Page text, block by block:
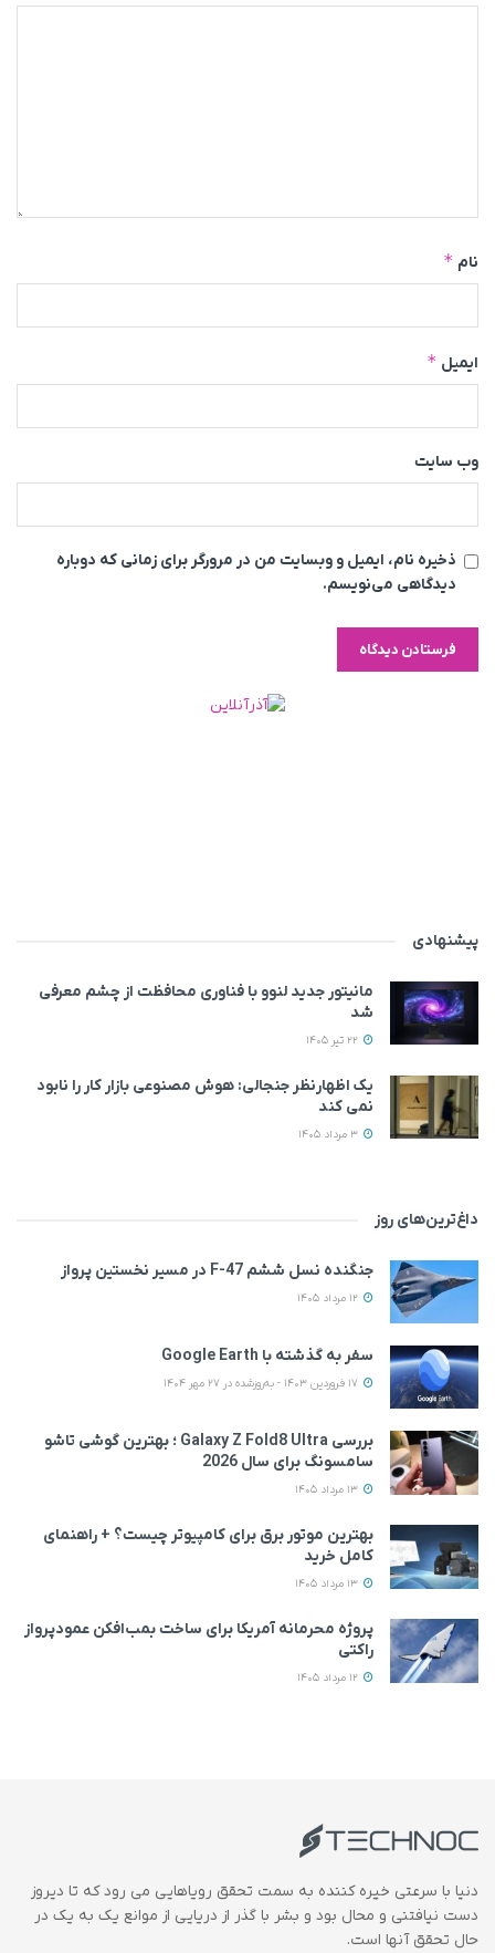
نام *
ایمیل *
وب‌ سایت
ذخیره نام، ایمیل و وبسایت من در مرورگر برای زمانی که دوباره
دیدگاهی می‌نویسم.
پیشنهادی
مانیتور جدید لنوو با فناوری محافظت از چشم معرفی
شد
یک اظهارنظر جنجالی: هوش مصنوعی بازار کار را نابود
نمی‌ کند
داغ‌ترین‌های روز
جنگنده نسل ششم F-47 در مسیر نخستین پرواز
سفر به گذشته با Google Earth
بررسی Galaxy Z Fold8 Ultra ؛ بهترین گوشی تاشو
سامسونگ برای سال 2026
بهترین موتور برق برای کامپیوتر چیست؟ + راهنمای
کامل خرید
پروژه محرمانه آمریکا برای ساخت بمب‌افکن عمودپرواز
راکتی
دنیا با سرعتی خیره کننده به سمت تحقق رویاهایی می رود که تا دیروز
دست نیافتنی و محال بود و بشر با گذر از دریایی از موانع یک به یک در
حال تحقق آنها است.